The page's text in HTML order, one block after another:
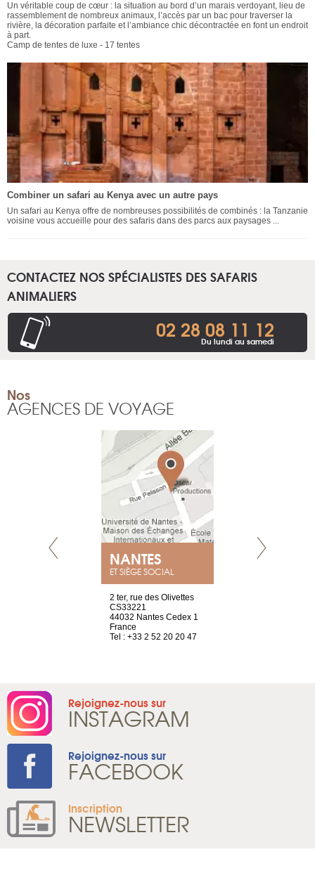
Un véritable coup de cœur : la situation au bord d’un marais verdoyant, lieu de
rassemblement de nombreux animaux, l’accès par un bac pour traverser la
rivière, la décoration parfaite et l’ambiance chic décontractée en font un endroit
à part.
Camp de tentes de luxe - 17 tentes
Combiner un safari au Kenya avec un autre pays
Un safari au Kenya offre de nombreuses possibilités de combinés : la Tanzanie
voisine vous accueille pour des safaris dans des parcs aux paysages ...
CONTACTEZ NOS SPÉCIALISTES DES SAFARIS
ANIMALIERS
02 28 08 11 12
Du lundi au samedi
Nos
AGENCES DE VOYAGE
NANTES
ET SIÈGE SOCIAL
2 ter, rue des Olivettes
CS33221
44032 Nantes Cedex 1
France
Tel : +33 2 52 20 20 47
Rejoignez-nous sur
INSTAGRAM
Rejoignez-nous sur
FACEBOOK
Inscription
NEWSLETTER